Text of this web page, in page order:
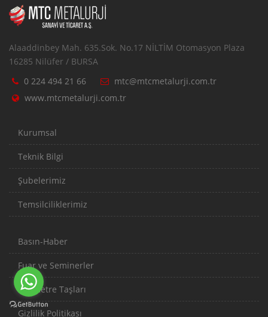
Alaaddinbey Mah. 635.Sok. No.17 NİLTİM Otomasyon Plaza
16285 Nilüfer / BURSA
0 224 494 21 66
mtc@mtcmetalurji.com.tr
www.mtcmetalurji.com.tr
Kurumsal
Teknik Bilgi
Şubelerimiz
Temsilciliklerimiz
Basın-Haber
Fuar ve Seminerler
Kilometre Taşları
Gizlilik Politikası